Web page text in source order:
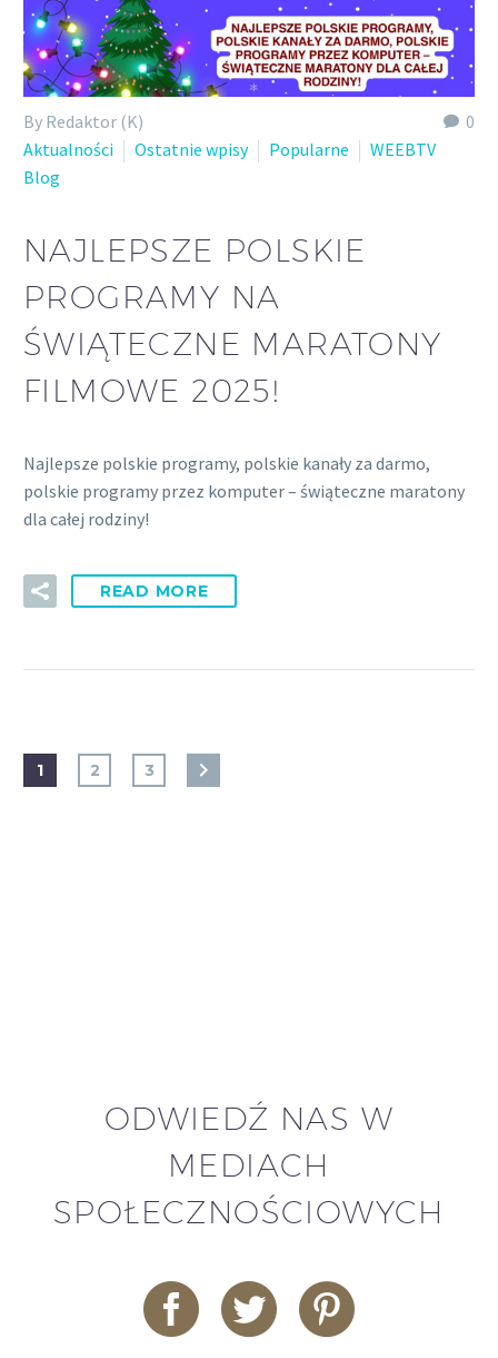
0
By Redaktor (K)
Aktualności
Ostatnie wpisy Popularne
WEEBTV
Blog
NAJLEPSZE POLSKIE
PROGRAMY NA
ŚWIĄTECZNE MARATONY
FILMOWE 2025!
Najlepsze polskie programy, polskie kanały za darmo,
polskie programy przez komputer – świąteczne maratony
dla całej rodziny!
READ MORE
1 2 3
ODWIEDŹ NAS W
MEDIACH
SPOŁECZNOŚCIOWYCH